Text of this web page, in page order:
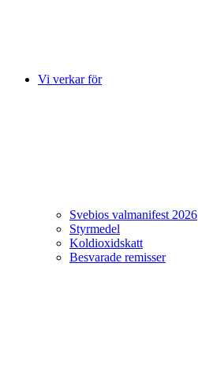
Vi verkar för
Svebios valmanifest 2026
Styrmedel
Koldioxidskatt
Besvarade remisser